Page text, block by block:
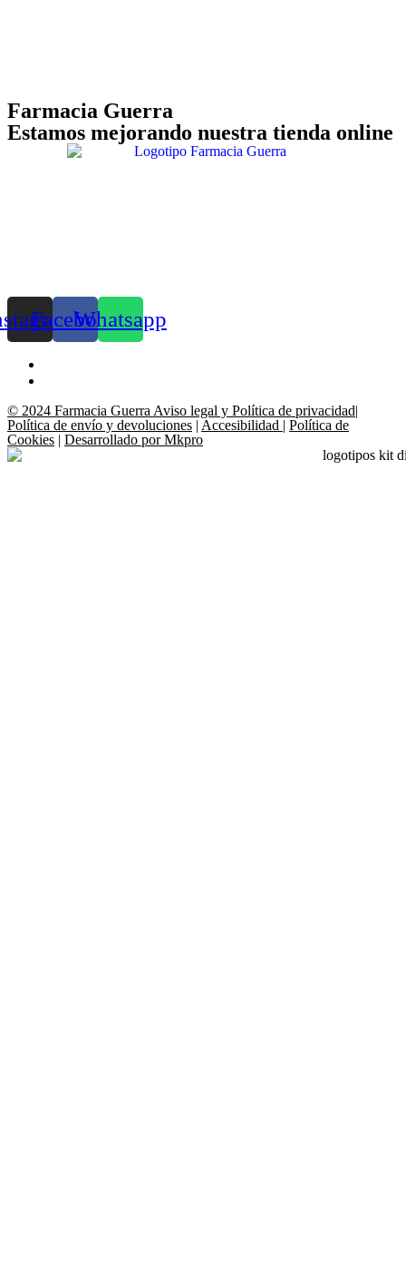
Farmacia Guerra
Estamos mejorando nuestra tienda online
FacebookWhatsapp
© 2024 Farmacia Guerra Aviso legal y Política de privacidad|
Política de envío y devoluciones | Accesibilidad | Política de
Cookies | Desarrollado por Mkpro